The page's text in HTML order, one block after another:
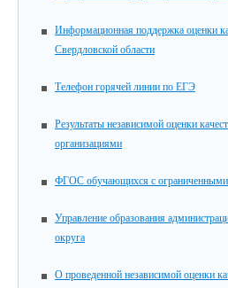
Информационная поддержка оценки
Свердловской области
Телефон горячей линии по ЕГЭ
Результаты независимой оценки
организациями
ФГОС обучающихся с
Управление образования
округа
О проведенной независимой оценки